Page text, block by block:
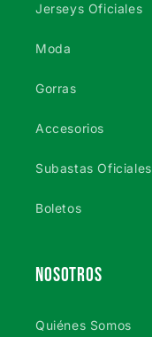
Jerseys Oficiales
Moda
Gorras
Accesorios
Subastas Oficiales
Boletos
NOSOTROS
Quiénes Somos